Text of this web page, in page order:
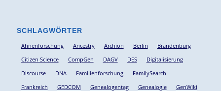
SCHLAGWÖRTER
Ahnenforschung Ancestry Archion Berlin
Brandenburg
Citizen Science
CompGen DAGV DES
Digitalisierung
Discourse
DNA Familienforschung
FamilySearch
Frankreich
GEDCOM Genealogentag Genealogie
GenWiki